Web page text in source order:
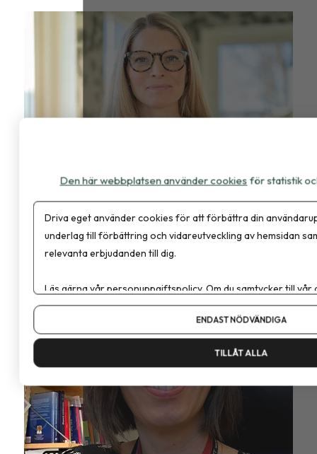
"Vi måste bli bättre på att säga ifrån"
Den här webbplatsen använder cookies för statistik
Driva eget använder cookies för att förbättra din
underlag till förbättring och vidareutveckling av hemsidan
relevanta erbjudanden till dig.
Läs gärna vårpersonuppgiftspolicy. Om du samtycker till vår
Om du vill ändra ditt val i efterhand hittar du den möjligheten
ENDAST NÖDVÄNDIGA
TILLÅT ALLA